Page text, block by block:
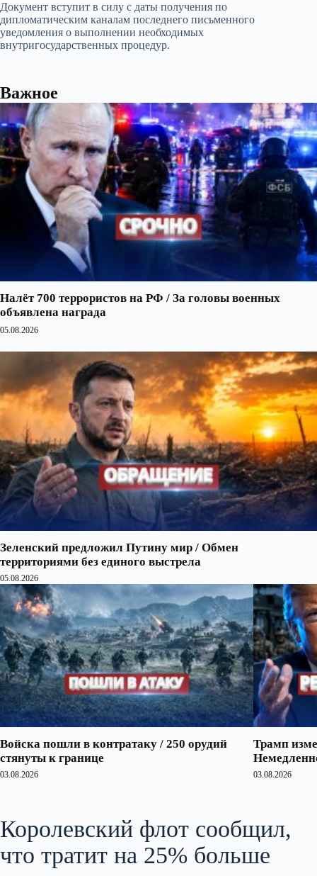
Документ вступит в силу с даты получения по
дипломатическим каналам последнего письменного
уведомления о выполнении необходимых
внутригосударственных процедур.
Важное
Налёт 700 террористов на РФ / За головы военных
объявлена награда
05.08.2026
Зеленский предложил Путину мир / Обмен
территориями без единого выстрела
05.08.2026
Войска пошли в контратаку / 250 орудий
стянуты к границе
03.08.2026
Трамп
03.08.2026
Королевский флот сообщил,
что тратит на 25% больше